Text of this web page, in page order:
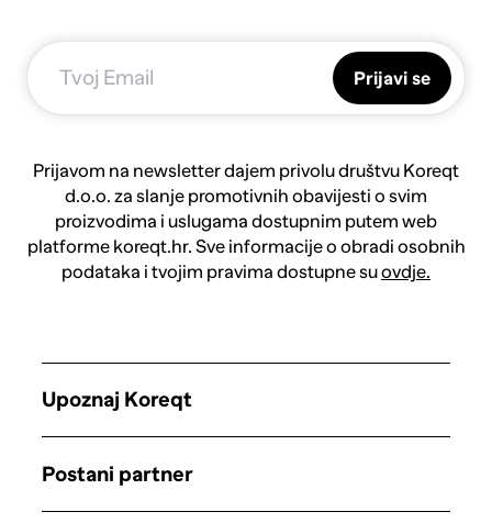
Prijavi se
Prijavom na newsletter dajem privolu društvu Koreqt
d.o.o. za slanje promotivnih obavijesti o svim
proizvodima i uslugama dostupnim putem web
platforme koreqt.hr. Sve informacije o obradi osobnih
podataka i tvojim pravima dostupne suovdje.
Upoznaj Koreqt
Postani partner